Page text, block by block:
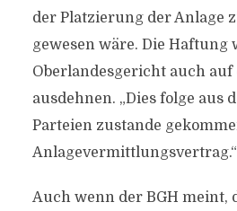
der Platzierung der Anlage
gewesen wäre. Die Haftung
Oberlandesgericht auch auf
ausdehnen. „Dies folge aus
Parteien zustande
Anlagevermittlungsvertrag.“
Auch wenn der BGH meint,